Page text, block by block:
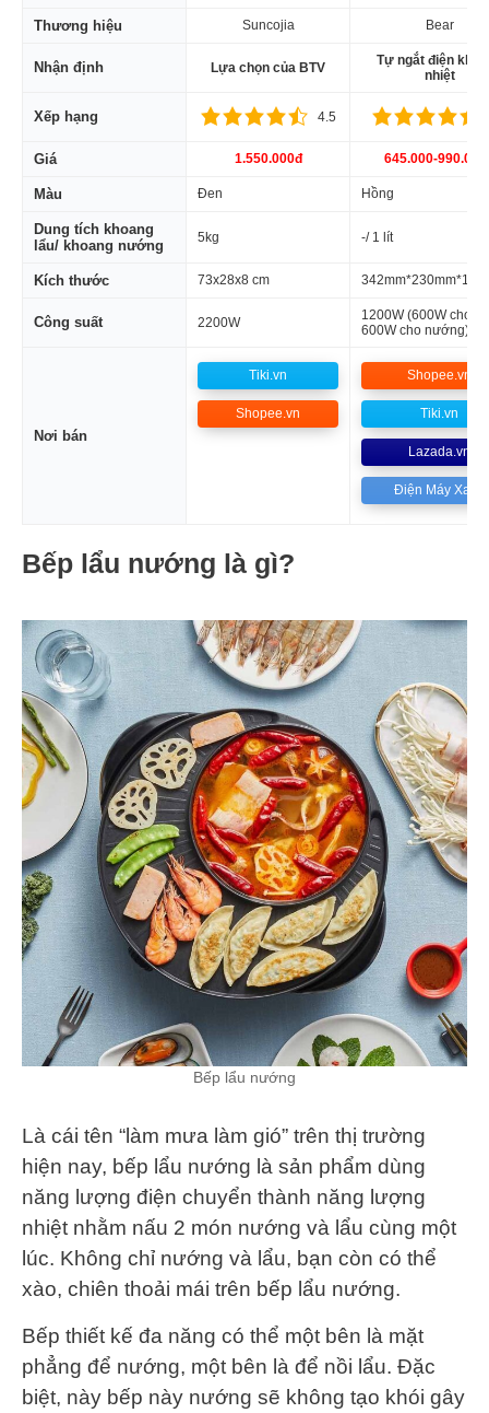
Thương hiệu Suncojia Bear
Nhận định Lựa chọn của BTV
Tự ngắt điện khi
nhiệt
Xếp hạng 4.5
Giá 1.550.000đ 645.000-
Màu Đen Hồng
Dung tích khoang
lẩu/ khoang nướng
5kg -/ 1 lít
Kích thước 73x28x8 cm
Công suất 2200W
1200W (600W cho
600W cho nướng)
Nơi bán
Tiki.vn
Shopee.vn
Shopee.vn
Tiki.vn
Lazada.vn
Điện Máy Xanh
Bếp lẩu nướng là gì?
Bếp lẩu nướng
Là cái tên “làm mưa làm gió” trên thị trường
hiện nay, bếp lẩu nướng là sản phẩm dùng
năng lượng điện chuyển thành năng lượng
nhiệt nhằm nấu 2 món nướng và lẩu cùng một
lúc. Không chỉ nướng và lẩu, bạn còn có thể
xào, chiên thoải mái trên bếp lẩu nướng.
Bếp thiết kế đa năng có thể một bên là mặt
phẳng để nướng, một bên là để nồi lẩu. Đặc
biệt, này bếp này nướng sẽ không tạo khói gây